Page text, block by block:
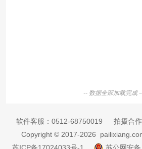
-- 数据全部加载完成
软件客服： 0512-68750019 拍摄合作
Copyright © 2017-2026
苏ICP备17024033号-1
苏公网安